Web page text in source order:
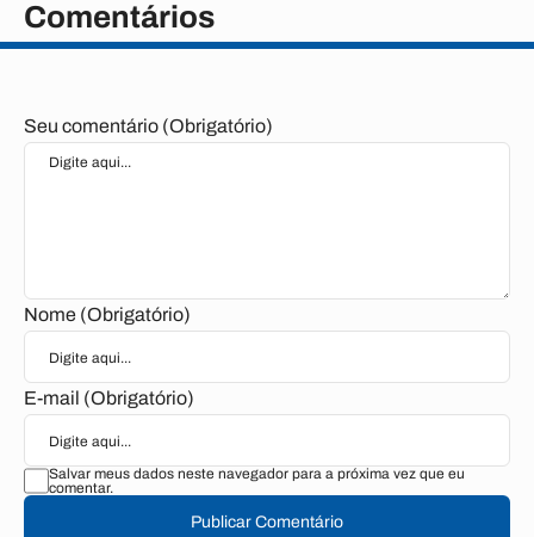
Comentários
Seu comentário (Obrigatório)
Nome (Obrigatório)
E-mail (Obrigatório)
Salvar meus dados neste navegador para a próxima vez que eu
comentar.
Publicar Comentário